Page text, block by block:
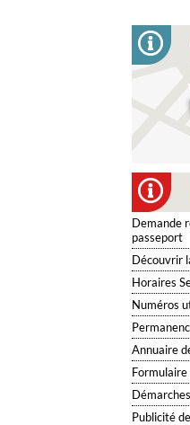
Demande
passeport
Découvrir
Horaires
Numéros
Annuaire
Formulaire
Publicité